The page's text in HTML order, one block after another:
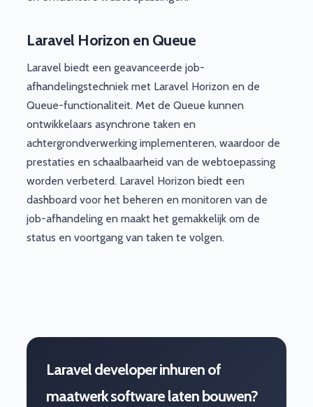
Laravel Horizon en Queue
Laravel biedt een geavanceerde job-
afhandelingstechniek met Laravel Horizon en de
Queue-functionaliteit. Met de Queue kunnen
ontwikkelaars asynchrone taken en
achtergrondverwerking implementeren, waardoor de
prestaties en schaalbaarheid van de webtoepassing
worden verbeterd. Laravel Horizon biedt een
dashboard voor het beheren en monitoren van de
job-afhandeling en maakt het gemakkelijk om de
status en voortgang van taken te volgen.
Laravel developer inhuren of
maatwerk software laten bouwen?